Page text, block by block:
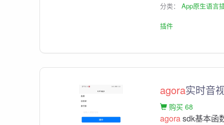
分类：App原生语言
插件
agora实时音
购买 68
agorasdk基本函